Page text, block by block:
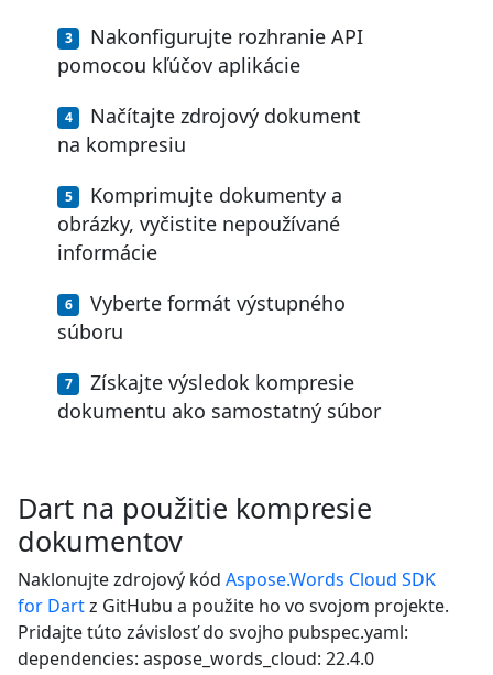
Nakonfigurujte rozhranie API
pomocou kľúčov aplikácie
Načítajte zdrojový dokument
na kompresiu
Komprimujte dokumenty a
obrázky, vyčistite nepoužívané
informácie
Vyberte formát výstupného
súboru
Získajte výsledok kompresie
dokumentu ako samostatný súbor
Dart na použitie kompresie
dokumentov
Naklonujte zdrojový kód Aspose.Words Cloud SDK
for Dartz GitHubu a použite ho vo svojom projekte.
Pridajte túto závislosť do svojho pubspec.yaml:
dependencies: aspose_words_cloud: 22.4.0